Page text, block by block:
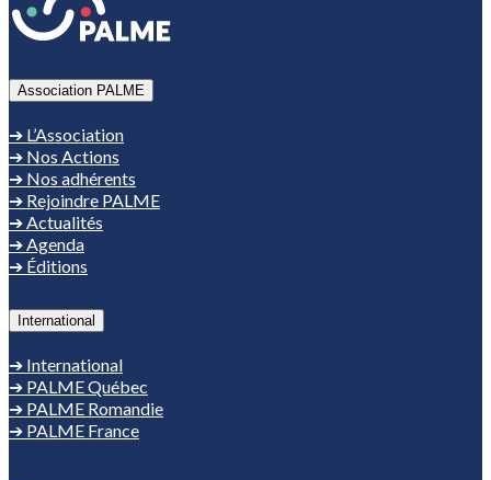
Association PALME
➔ L’Association
➔ Nos Actions
➔ Nos adhérents
➔ Rejoindre PALME
➔ Actualités
➔ Agenda
➔ Éditions
International
➔ International
➔ PALME Québec
➔ PALME Romandie
➔ PALME France